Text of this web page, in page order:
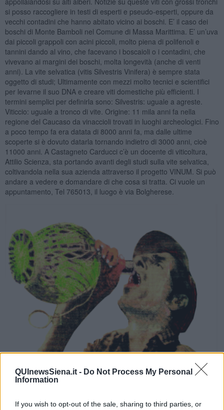
QUInewsSiena.it - Do Not Process My Personal
Information
If you wish to opt-out of the sale, sharing to third parties, or
si posso raccogliere in testi di esperti e pseudo-esperti, oppure da
vecchi contadini che hanno abitato vicino ai boschi. E’ il caso dei
boschi di Monte Bamboli nel Comune di Massa Marittima. E’ un’uva
dai piccoli grappoli con acini piccoli, molto piena di polifenoli e
tannini dando al vino, che facevano i boscaioli o i contadini, che
vivevano ai margini dei boschi, molta longevità (anche di venti
anni). La vite selvatica (vitis Silvestris Vinifera) è sempre stata
oggetto di studi; Ultimamente con mezzi molto tecnici e scientifici
per levarne il suo DNA e creare viti domestiche più efficienti. I
termini semplici per definirla sono: Silvestris: uguale a agreste.
Viticcio: uguale a tronco di vite. Origine: 11 mila anni fa nella
regione del Caucaso da vinaccioli trovati in luoghi archeologici. Fino
a poco tempo fa era datata di 8000 anni fa, ma dalle ultime
scoperte si è dovuto datarla tornando indietro di 3000 anni, cioè
11000 anni. A Castagneto Carducci c’è un docente di viticoltura,
Attilio Scienza, sta portando avanti degli studi sulla vite selvatica,
coltivandola nella sua azienda attraverso il progetto VINUM. Si può
andare a vedere e domandare di che cosa si tratta. Ci vuole un
appuntamento, Tel 765013, il luogo è via Bolgherese.
Immagine posterizzata